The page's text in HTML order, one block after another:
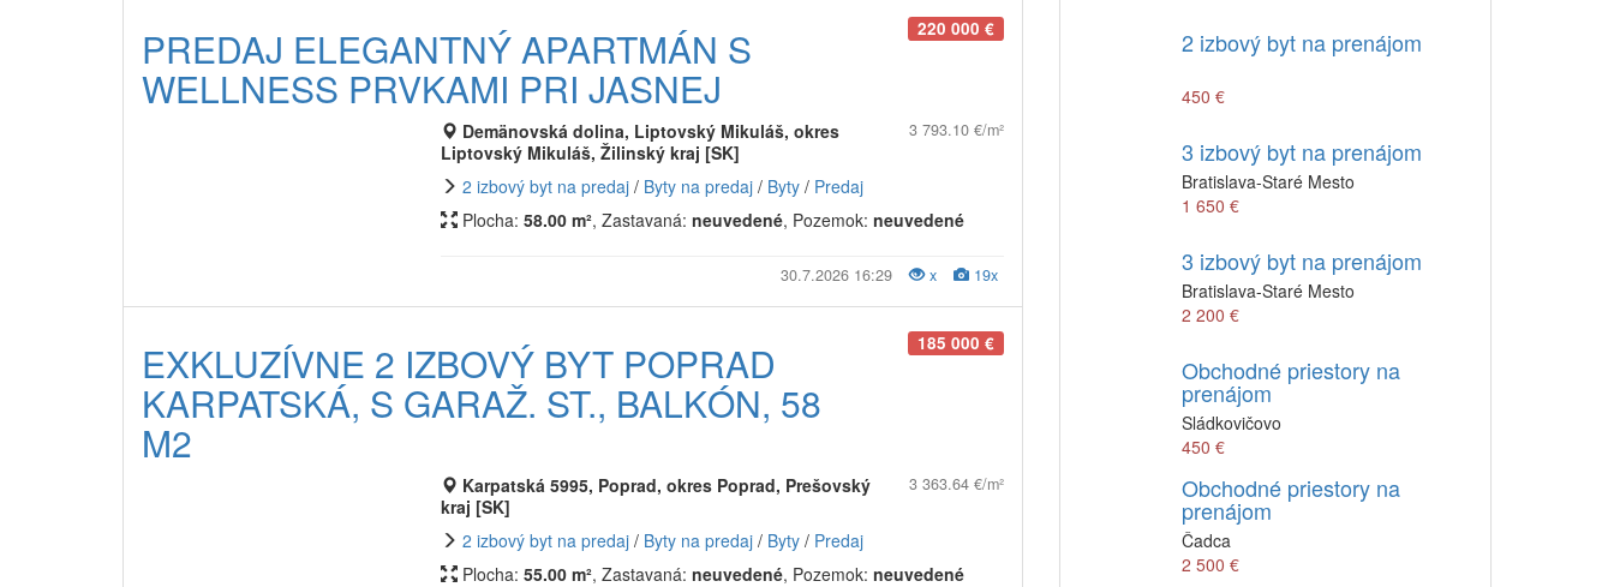
PREDAJ ELEGANTNÝ APARTMÁN S
WELLNESS PRVKAMI PRI JASNEJ
220 000 €
Demänovská dolina, Liptovský Mikuláš, okres
Liptovský Mikuláš, Žilinský kraj [SK]
3 793.10 €/m²
2 izbový byt na predaj / Byty na predaj / Byty / Predaj
Plocha:58.00 m², Zastavaná:neuvedené, Pozemok:neuvedené
30.7.2026 16:29 x 19x
EXKLUZÍVNE 2 IZBOVÝ BYT POPRAD
KARPATSKÁ, S GARAŽ. ST., BALKÓN, 58
M2
185 000 €
Karpatská 5995, Poprad, okres Poprad, Prešovský
kraj [SK]
3 363.64 €/m²
2 izbový byt na predaj / Byty na predaj / Byty / Predaj
Plocha:55.00 m², Zastavaná:neuvedené, Pozemok:neuvedené
2 izbový byt na prenájom
450 €
3 izbový byt na prenájom
Bratislava-Staré Mesto
1 650 €
3 izbový byt na prenájom
Bratislava-Staré Mesto
2 200 €
Obchodné priestory na
prenájom
Sládkovičovo
450 €
Obchodné priestory na
prenájom
Čadca
2 500 €